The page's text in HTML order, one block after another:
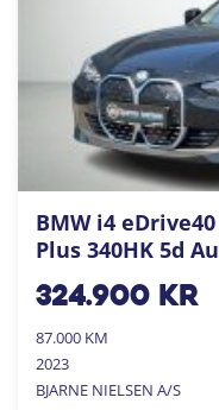
BMW i4
Plus 340HK 5d
324.900kr
87.000 KM
2023
BJARNE NIELSEN A/S